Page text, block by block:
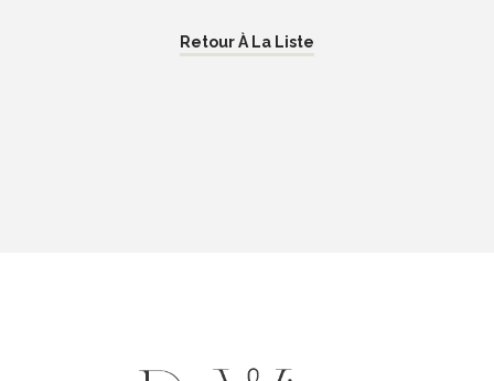
Retour À La Liste